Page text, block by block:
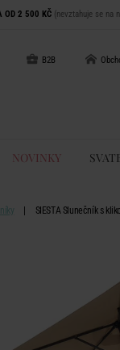
OD 2 500 KČ (nevztahuje se na
B2B
NOVINKY
SIESTA Slunečník s